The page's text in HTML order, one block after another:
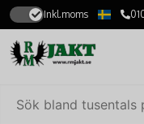
Inkl.moms